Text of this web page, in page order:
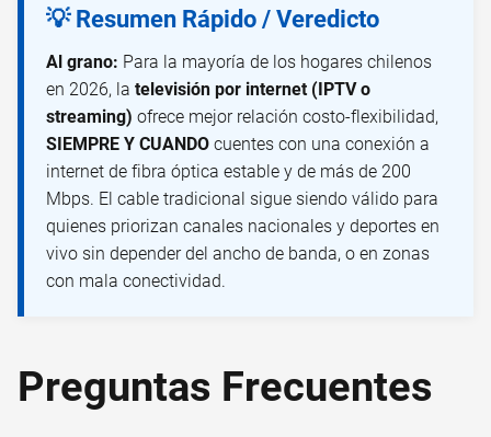
💡 Resumen Rápido / Veredicto
Al grano: Para la mayoría de los hogares chilenos
en 2026, la televisión por internet (IPTV o
streaming) ofrece mejor relación costo-flexibilidad,
SIEMPRE Y CUANDO cuentes con una conexión a
internet de fibra óptica estable y de más de 200
Mbps. El cable tradicional sigue siendo válido para
quienes priorizan canales nacionales y deportes en
vivo sin depender del ancho de banda, o en zonas
con mala conectividad.
Preguntas Frecuentes